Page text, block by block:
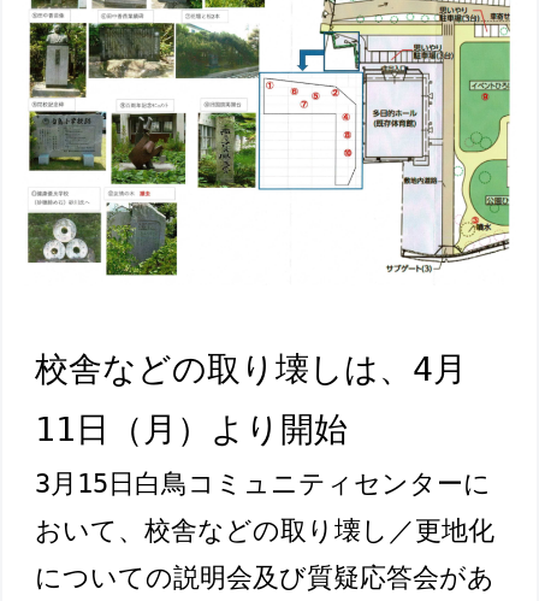
校舎などの取り壊しは、4月
11日（月）より開始
3月15日白鳥コミュニティセンターに
おいて、校舎などの取り壊し／更地化
についての説明会及び質疑応答会があ